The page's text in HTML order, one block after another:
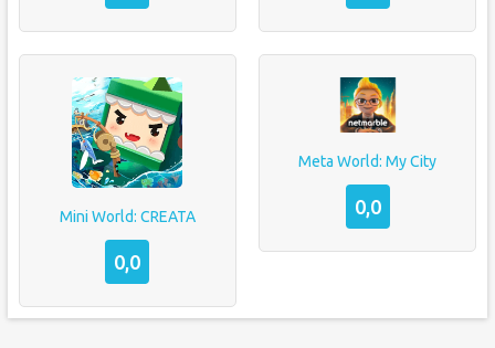
Mini World: CREATA
0,0
Meta World: My City
0,0